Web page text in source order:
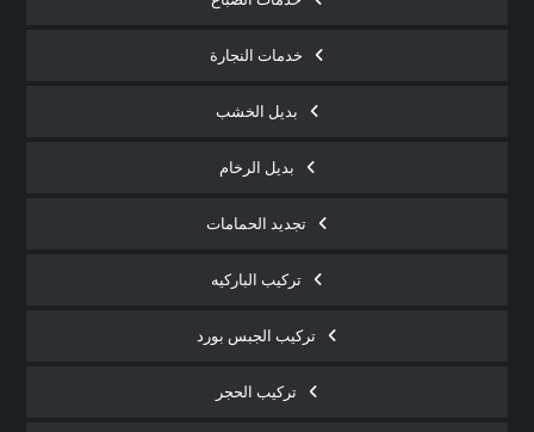
خدمات النجارة
بديل الخشب
بديل الرخام
تجديد الحمامات
تركيب الباركيه
تركيب الجبس بورد
تركيب الحجر